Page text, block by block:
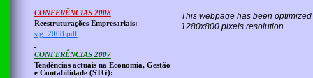
This webpage has been
1280x800 pixels resolution.
CONFERÊNCIAS 2008
Reestruturações Empresariais:
stg_2008.pdf
CONFERÊNCIAS 2007
Tendências actuais na Economia, Gestão
e Contabilidade (STG):